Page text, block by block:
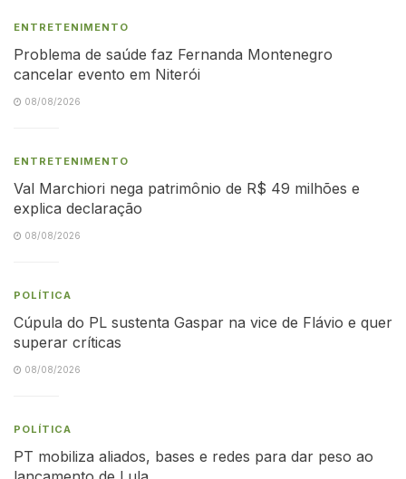
ENTRETENIMENTO
Problema de saúde faz Fernanda Montenegro
cancelar evento em Niterói
08/08/2026
ENTRETENIMENTO
Val Marchiori nega patrimônio de R$ 49 milhões e
explica declaração
08/08/2026
POLÍTICA
Cúpula do PL sustenta Gaspar na vice de Flávio e quer
superar críticas
08/08/2026
POLÍTICA
PT mobiliza aliados, bases e redes para dar peso ao